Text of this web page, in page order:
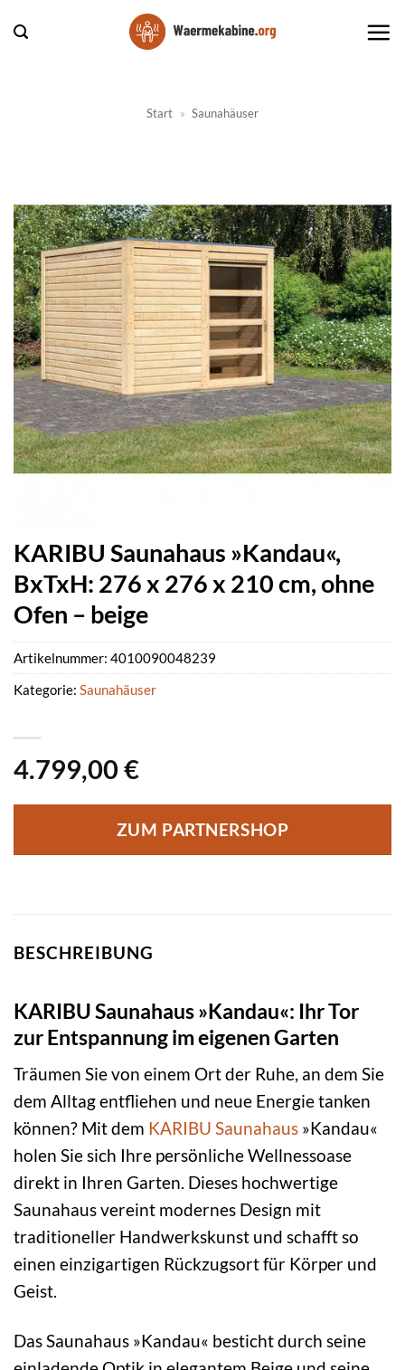
Inhalt
Start » Saunahäuser
KARIBU Saunahaus »Kandau«,
BxTxH: 276 x 276 x 210 cm, ohne
Ofen – beige
4.799,00 €
ZUM PARTNERSHOP
Artikelnummer: 4010090048239
Kategorie: Saunahäuser
BESCHREIBUNG
KARIBU Saunahaus »Kandau«: Ihr Tor
zur Entspannung im eigenen Garten
Träumen Sie von einem Ort der Ruhe, an dem Sie
dem Alltag entfliehen und neue Energie tanken
können? Mit dem KARIBU Saunahaus »Kandau«
holen Sie sich Ihre persönliche Wellnessoase
direkt in Ihren Garten. Dieses hochwertige
Saunahaus vereint modernes Design mit
traditioneller Handwerkskunst und schafft so
einen einzigartigen Rückzugsort für Körper und
Geist.
Das Saunahaus »Kandau« besticht durch seine